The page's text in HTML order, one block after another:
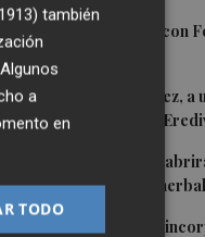
1
Foios se vuelca con
2
Mario Domínguez,
Róterdam de la
Valencia Basket
en casa ante
4 Valencia Basket
también
a
en
TODO